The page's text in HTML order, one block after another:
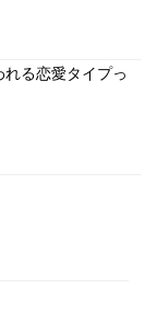
る恋愛タイプっ